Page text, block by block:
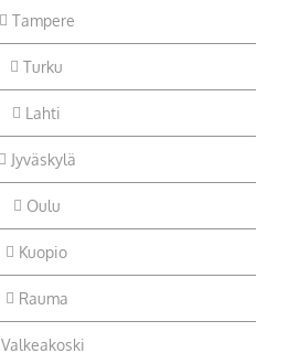
Tampere
Turku
Lahti
Jyväskylä
Oulu
Kuopio
Rauma
Valkeakoski